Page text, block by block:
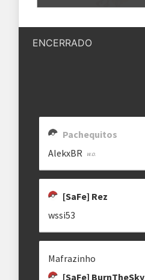
Formato
Rematches
ENCERRADO
Pachequitos
AlekxBR
[SaFe] Rez
wssi53
Mafrazinho
[SaFe] BurnTheSky